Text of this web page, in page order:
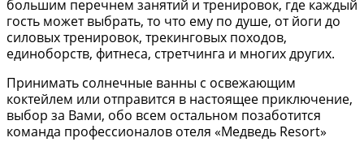
большим перечнем занятий и тренировок, где каждый
гость может выбрать, то что ему по душе, от йоги до
силовых тренировок, трекинговых походов,
единоборств, фитнеса, стретчинга и многих других.
Принимать солнечные ванны с освежающим
коктейлем или отправится в настоящее приключение,
выбор за Вами, обо всем остальном позаботится
команда профессионалов отеля «Медведь Resort»